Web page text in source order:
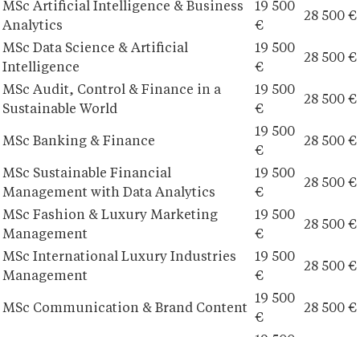
MSc Artificial Intelligence & Business
Analytics
19 500
€
28 500 €
MSc Data Science & Artificial
Intelligence
19 500
€
28 500 €
MSc Audit, Control & Finance in a
Sustainable World
19 500
€
28 500 €
MSc Banking & Finance
19 500
€
28 500 €
MSc Sustainable Financial
Management with Data Analytics
19 500
€
28 500 €
MSc Fashion & Luxury Marketing
Management
19 500
€
28 500 €
MSc International Luxury Industries
Management
19 500
€
28 500 €
MSc Communication & Brand Content
19 500
€
28 500 €